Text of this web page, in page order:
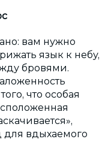
вам нужно
язык к небу,
бровями.
что особая
для вдыхаемого